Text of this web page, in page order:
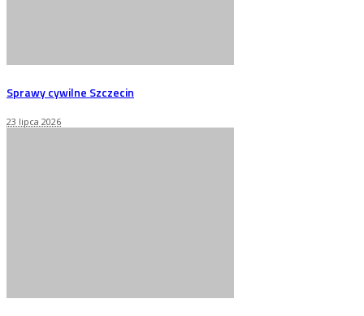
Sprawy cywilne Szczecin
23 lipca 2026